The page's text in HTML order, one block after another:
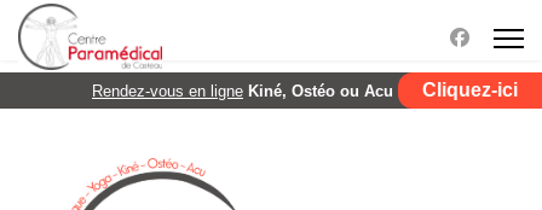
Rendez-vous en ligne Kiné, Ostéo ou Acu Cliquez-ici